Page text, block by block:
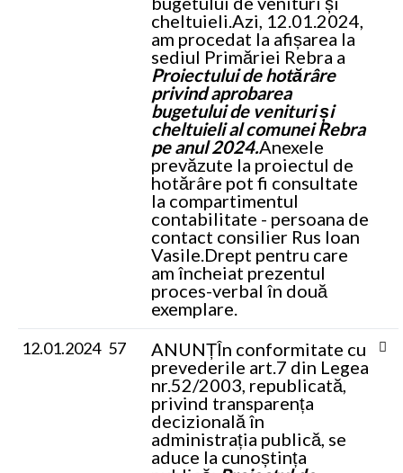
cheltuieli.Azi, 12.01.2024,
am procedat la afișarea la
sediul Primăriei Rebra a
Proiectului de hotărâre
privind aprobarea
bugetului de venituri și
cheltuieli al comunei Rebra
pe anul 2024.Anexele
prevăzute la proiectul de
hotărâre pot fi consultate
la compartimentul
contabilitate - persoana de
contact consilier Rus Ioan
Vasile.Drept pentru care
am încheiat prezentul
proces-verbal în două
exemplare.
12.01.2024 57 ANUNȚÎn conformitate cu
prevederile art.7 din Legea
nr.52/2003, republicată,
privind transparența
decizională în
administrația publică, se
aduce la cunoștința